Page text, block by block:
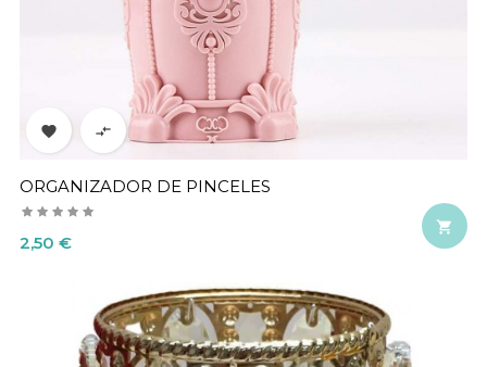
 
ORGANIZADOR DE PINCELES
Precio
2,50 €
